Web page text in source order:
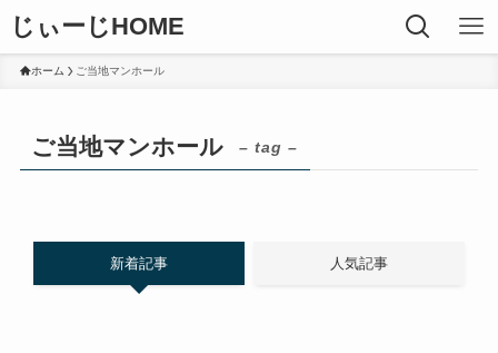
じぃーじHOME
ホーム ご当地マンホール
ご当地マンホール – tag –
新着記事 人気記事